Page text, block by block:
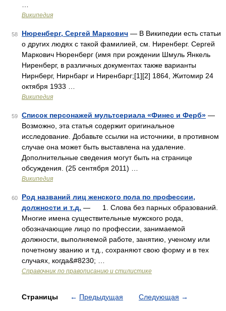
Википедия
58 Нюренберг, Сергей Маркович — В Википедии есть статьи
о других людях с такой фамилией, см. Ниренберг. Сергей
Маркович Нюренберг (имя при рождении Шмуль Янкель
Ниренберг, в различных документах также варианты
Нирнберг, Нирнбарг и Ниренбарг;[1][2] 1864, Житомир 24
октября 1933 …
Википедия
59 Список персонажей мультсериала «Финес и Ферб» —
Возможно, эта статья содержит оригинальное
исследование. Добавьте ссылки на источники, в противном
случае она может быть выставлена на удаление.
Дополнительные сведения могут быть на странице
обсуждения. (25 сентября 2011) …
Википедия
60
Род названий лиц женского пола по профессии,
должности и т.д. — 1. Слова без парных образований.
Многие имена существительные мужского рода,
обозначающие лицо по профессии, занимаемой
должности, выполняемой работе, занятию, ученому или
почетному званию и т.д., сохраняют свою форму и в тех
случаях, когда&#8230; …
Справочник по правописанию и стилистике
Страницы ← Предыдущая Следующая →